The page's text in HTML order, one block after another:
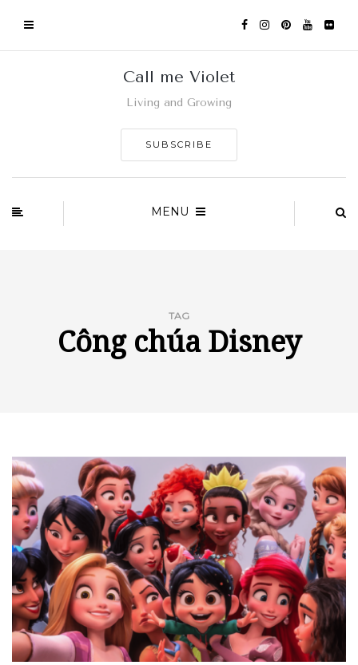
Call me Violet
Living and Growing
SUBSCRIBE
MENU
TAG
Công chúa Disney